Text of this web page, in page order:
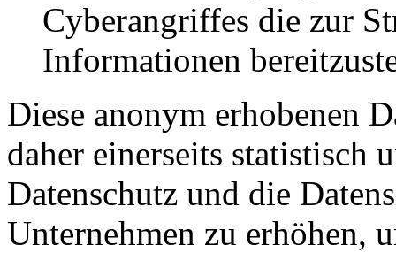
Cyberangriffes die zur
Informationen
Diese anonym erhobenen
daher einerseits statistisch
Datenschutz und die
Unternehmen zu erhöhen,